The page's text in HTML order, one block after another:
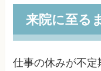
来院に至る
仕事の休みが不